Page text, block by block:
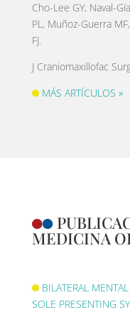
Cho-Lee GY, Naval-
PL, Muñoz-Guerra
FJ.
J Craniomaxillofac
MÁS ARTÍCULOS »
MEDICINA
BILATERAL
SOLE PRESENTING